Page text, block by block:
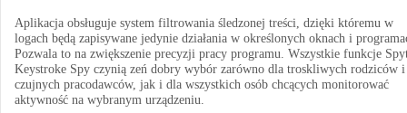
Aplikacja obsługuje system filtrowania śledzonej treści, dzięki któremu w
logach będą zapisywane jedynie działania w określonych oknach i
Pozwala to na zwiększenie precyzji pracy programu. Wszystkie funkcje
Keystroke Spy czynią zeń dobry wybór zarówno dla troskliwych rodziców i
czujnych pracodawców, jak i dla wszystkich osób chcących monitorować
aktywność na wybranym urządzeniu.